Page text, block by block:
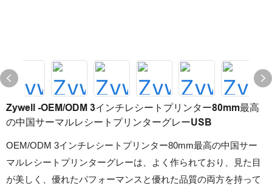
Zywell -OEM/ODM 3インチレシートプリンター80mm最高
の中国サーマルレシートプリンターグレーUSB
OEM/ODM 3インチレシートプリンター80mm最高の中国サー
マルレシートプリンターグレーは、よく作られており、見た目
が美しく、優れたパフォーマンスと優れた品質の両方を持って